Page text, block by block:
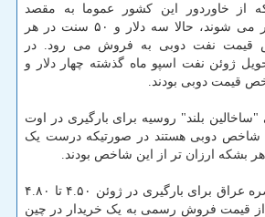
از خاوردور این کشور عموما به مقصد
کشورهای آسیایی صادر می شوند، حالا سه دلار و ۵۰ سنت در هر
قیمت نفت دوبی به فروش می رود. در
ژوئن نفت اسپو ماه گذشته چهار دلار و
بلند" روسیه برای بارگیری در اوت
شاخص دوبی هستند در صورتیکه درست یک
نفت سبک و سنگین بصره عراق برای بارگیری در ژوئن ۴.۵۰ تا ۴.۸۰
از قیمت فروش رسمی به یک خریدار در چین